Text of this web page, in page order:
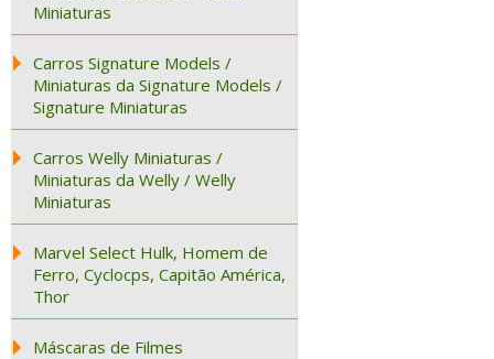
Miniaturas
Carros Signature Models /
Miniaturas da Signature Models /
Signature Miniaturas
Carros Welly Miniaturas /
Miniaturas da Welly / Welly
Miniaturas
Marvel Select Hulk, Homem de
Ferro, Cyclocps, Capitão América,
Thor
Máscaras de Filmes